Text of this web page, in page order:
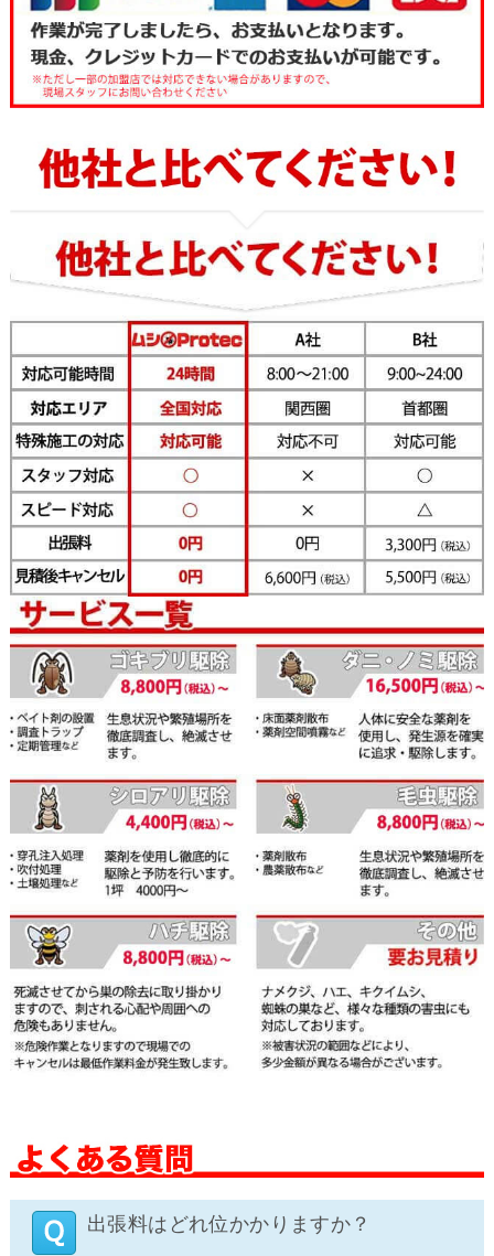
出張料はどれ位かかりますか？